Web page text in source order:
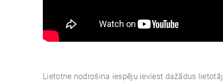
Lietotne nodrošina iespēju ieviest dažādus